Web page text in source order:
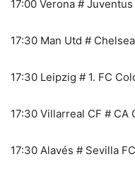
17:00 Verona # Juventus
17:30 Man Utd #
17:30 Leipzig # 1. FC
17:30 Villarreal CF # CA
17:30 Alavés # Sevilla FC